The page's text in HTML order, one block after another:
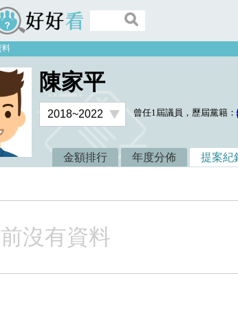
料
陳家平
曾任1屆議員，歷屆黨籍：
金額排行 年度分佈 提案紀
沒有資料